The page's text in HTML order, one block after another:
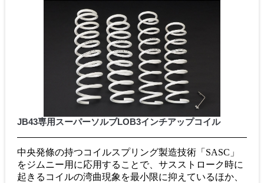
JB43専用スーパーソルブLOB3インチアップコイル
中央発條の持つコイルスプリング製造技術「SASC」
をジムニー用に応用することで、サスストローク時に
起きるコイルの湾曲現象を最小限に抑えているほか、